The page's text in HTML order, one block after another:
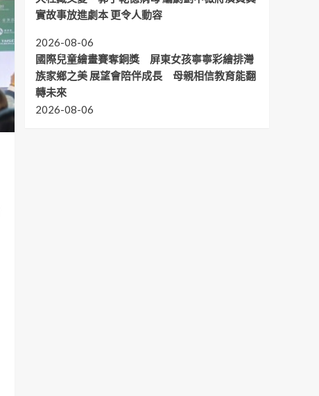
實故事放進劇本 更令人動容
2026-08-06
國際兒童繪畫賽奪銅獎 屏東女孩寧寧彩繪排灣
族家鄉之美 展望會陪伴成長 母親相信教育能翻
轉未來
2026-08-06